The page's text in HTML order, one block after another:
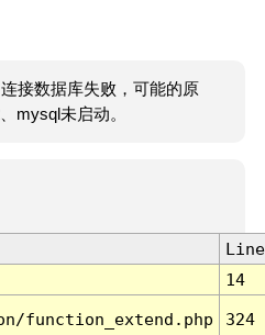
接数据库失败，可能的原
mysql未启动。
Line
14
function_extend.php 324